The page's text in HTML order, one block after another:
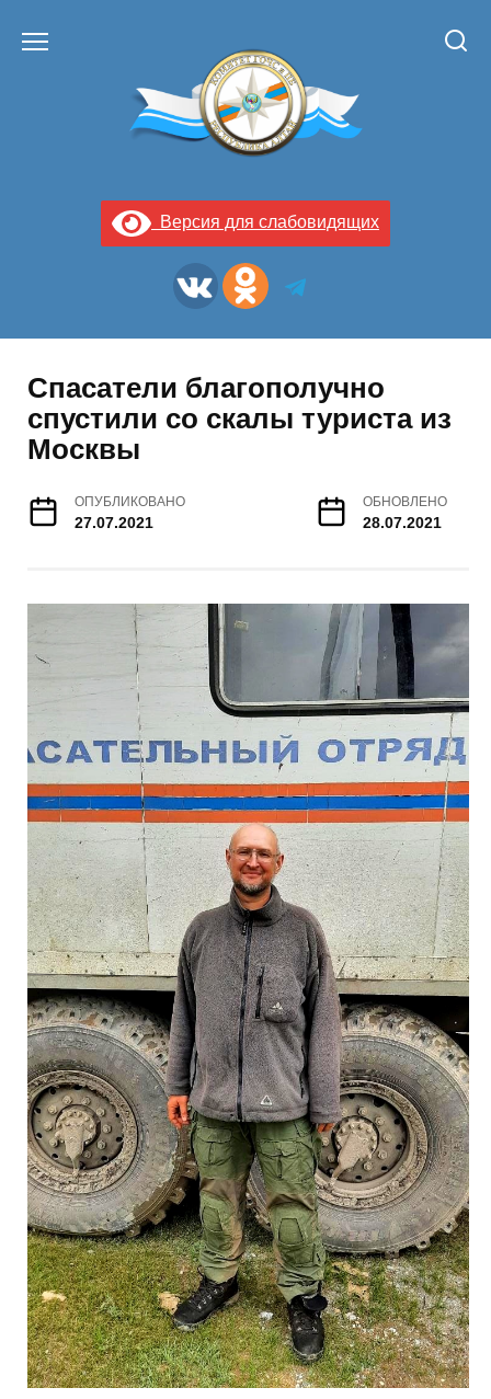
Версия для слабовидящих
Спасатели благополучно
спустили со скалы туриста из
Москвы
ОПУБЛИКОВАНО
27.07.2021
ОБНОВЛЕНО
28.07.2021